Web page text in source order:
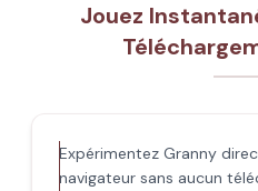
Jouez
Expérimentez Granny
navigateur sans aucun